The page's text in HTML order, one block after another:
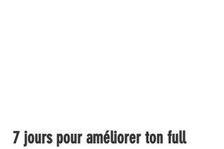
7 jours pour améliorer ton full